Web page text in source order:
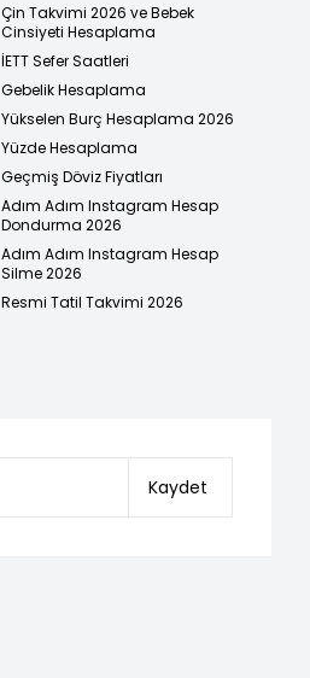
Çin Takvimi 2026 ve Bebek
Cinsiyeti Hesaplama
İETT Sefer Saatleri
Gebelik Hesaplama
Yükselen Burç Hesaplama 2026
Yüzde Hesaplama
Geçmiş Döviz Fiyatları
Adım Adım Instagram Hesap
Dondurma 2026
Adım Adım Instagram Hesap
Silme 2026
Resmi Tatil Takvimi 2026
Kaydet